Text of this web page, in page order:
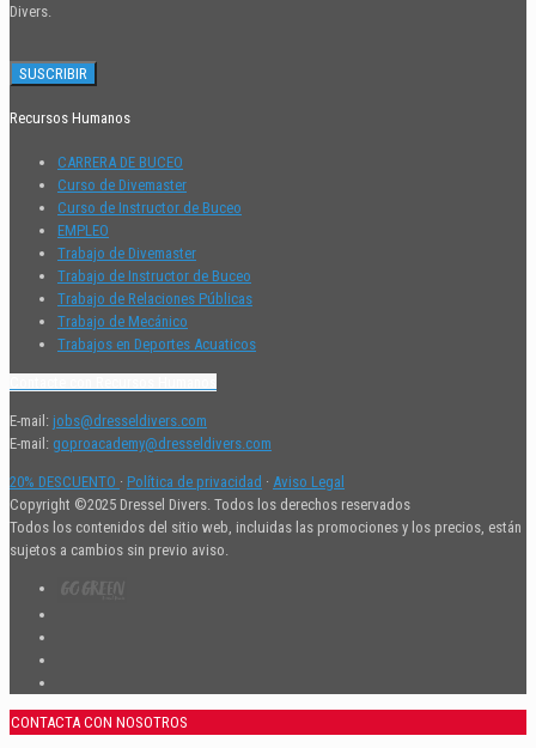
Divers.
Recursos Humanos
CARRERA DE BUCEO
Curso de Divemaster
Curso de Instructor de Buceo
EMPLEO
Trabajo de Divemaster
Trabajo de Instructor de Buceo
Trabajo de Relaciones Públicas
Trabajo de Mecánico
Trabajos en Deportes Acuaticos
E-mail: jobs@dresseldivers.com
E-mail: goproacademy@dresseldivers.com
20% DESCUENTO · Política de privacidad · Aviso Legal
Copyright ©2025 Dressel Divers. Todos los derechos reservados
Todos los contenidos del sitio web, incluidas las promociones y los precios, están
sujetos a cambios sin previo aviso.
CONTACTA CON NOSOTROS